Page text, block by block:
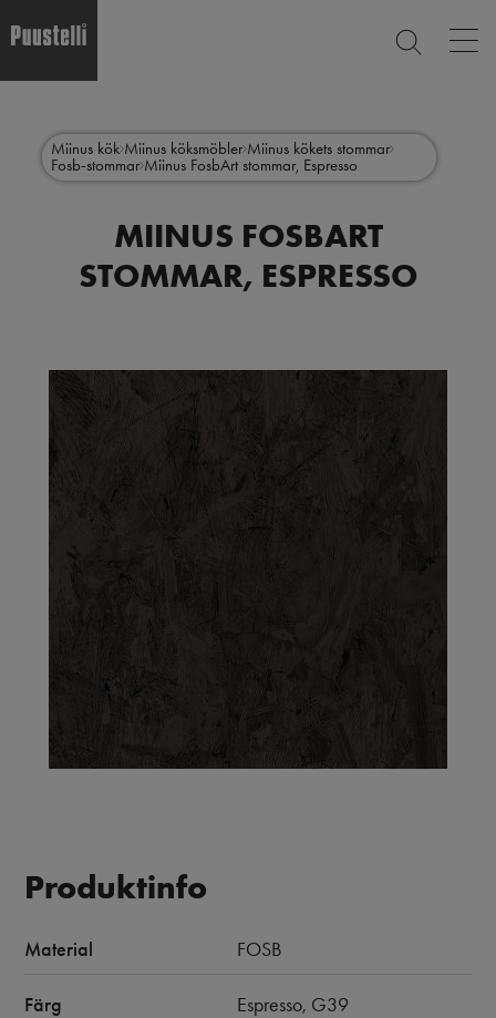
contentmenu
sv
Miinus kök Miinus köksmöbler Miinus kökets stommar
Fosb-stommar Miinus FosbArt stommar, Espresso
MIINUS FOSBART
STOMMAR, ESPRESSO
Produktinfo
Material FOSB
Färg Espresso, G39